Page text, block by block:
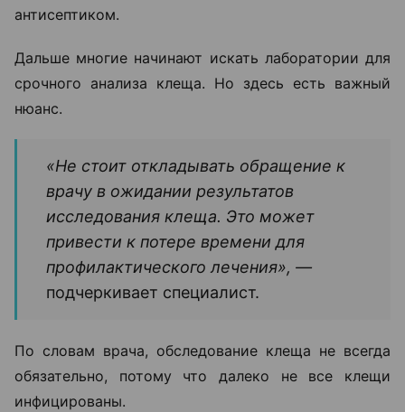
антисептиком.
Дальше многие начинают искать лаборатории для
срочного анализа клеща. Но здесь есть важный
нюанс.
«Не стоит откладывать обращение к
врачу в ожидании результатов
исследования клеща. Это может
привести к потере времени для
профилактического лечения», —
подчеркивает специалист.
По словам врача, обследование клеща не всегда
обязательно, потому что далеко не все клещи
инфицированы.